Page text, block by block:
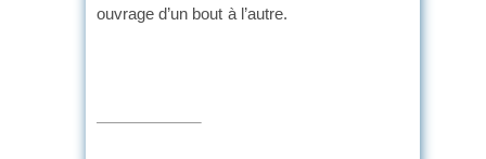
ouvrage d’un bout à l’autre.